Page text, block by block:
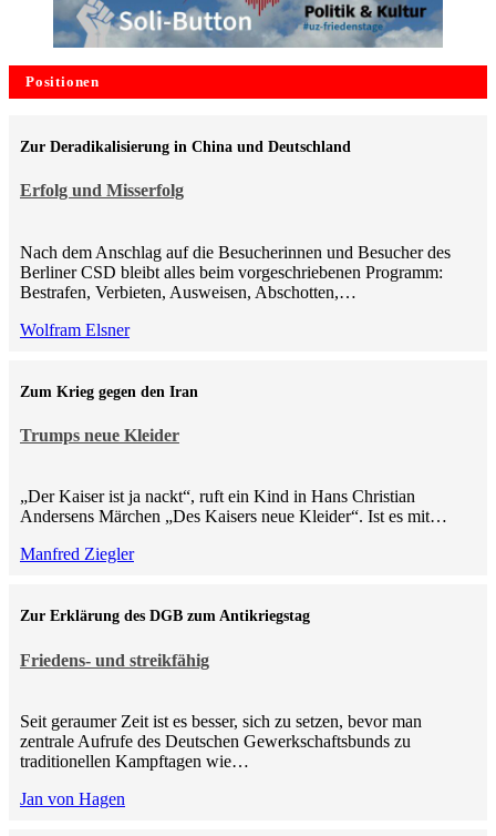
Positionen
Erfolg und Misserfolg
Zur Deradikalisierung in China und Deutschland
Nach dem Anschlag auf die Besucherinnen und Besucher des
Berliner CSD bleibt alles beim vorgeschriebenen Programm:
Bestrafen, Verbieten, Ausweisen, Abschotten,…
Wolfram Elsner
Trumps neue Kleider
Zum Krieg gegen den Iran
„Der Kaiser ist ja nackt“, ruft ein Kind in Hans Christian
Andersens Märchen „Des Kaisers neue Kleider“. Ist es mit…
Manfred Ziegler
Friedens- und streikfähig
Zur Erklärung des DGB zum Antikriegstag
Seit geraumer Zeit ist es besser, sich zu setzen, bevor man
zentrale Aufrufe des Deutschen Gewerkschaftsbunds zu
traditionellen Kampftagen wie…
Jan von Hagen